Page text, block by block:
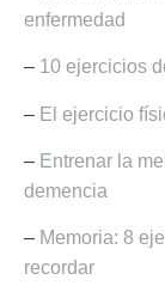
enfermedad
– 10 ejercicios
– El ejercicio
– Entrenar la
demencia
– Memoria: 8
recordar